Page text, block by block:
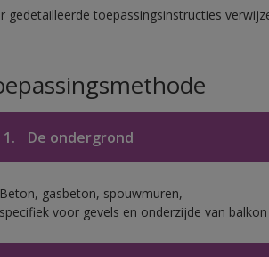
gedetailleerde toepassingsinstructies
1. De ondergrond
Beton, gasbeton, spouwmuren,
specifiek voor gevels en onderzijde van